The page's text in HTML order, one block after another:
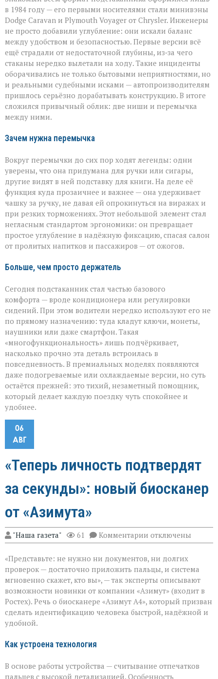
в 1984 году — его первыми носителями стали минивэны
Dodge Caravan и Plymouth Voyager от Chrysler. Инженеры
не просто добавили углубление: они искали баланс
между удобством и безопасностью. Первые версии всё
ещё страдали от недостаточной глубины, из‑за чего
стаканы нередко вылетали на ходу. Такие инциденты
оборачивались не только бытовыми неприятностями, но
и реальными судебными исками — автопроизводителям
пришлось серьёзно дорабатывать конструкцию. В итоге
сложился привычный облик: две ниши и перемычка
между ними.
Зачем нужна перемычка
Вокруг перемычки до сих пор ходят легенды: одни
уверены, что она придумана для ручки или сигары,
другие видят в ней подставку для книги. На деле её
функция куда прозаичнее и важнее — она удерживает
чашку за ручку, не давая ей опрокинуться на виражах и
при резких торможениях. Этот небольшой элемент стал
негласным стандартом эргономики: он превращает
простое углубление в надёжную фиксацию, спасая салон
от пролитых напитков и пассажиров — от ожогов.
Больше, чем просто держатель
Сегодня подстаканник стал частью базового
комфорта — вроде кондиционера или регулировки
сидений. При этом водители нередко используют его не
по прямому назначению: туда кладут ключи, монеты,
наушники или даже смартфон. Такая
«многофункциональность» лишь подчёркивает,
насколько прочно эта деталь встроилась в
повседневность. В премиальных моделях появляются
даже подогреваемые или охлаждаемые версии, но суть
остаётся прежней: это тихий, незаметный помощник,
который делает каждую поездку чуть спокойнее и
удобнее.
06
АВГ
«Теперь личность подтвердят
за секунды»: новый биосканер
от «Азимута»
"Наша газета" 61 Комментарии к
записи
личность
подтвердят
за
секунды»:
новый
биосканер
от
«Азимута»
отключены
«Представьте: не нужно ни документов, ни долгих
проверок — достаточно приложить пальцы, и система
мгновенно скажет, кто вы», — так эксперты описывают
возможности новинки от компании «Азимут» (входит в
Ростех). Речь о биосканере «Азимут А4», который призван
сделать идентификацию человека быстрой, надёжной и
удобной.
Как устроена технология
В основе работы устройства — считывание отпечатков
пальцев с высокой детализацией. Особенность